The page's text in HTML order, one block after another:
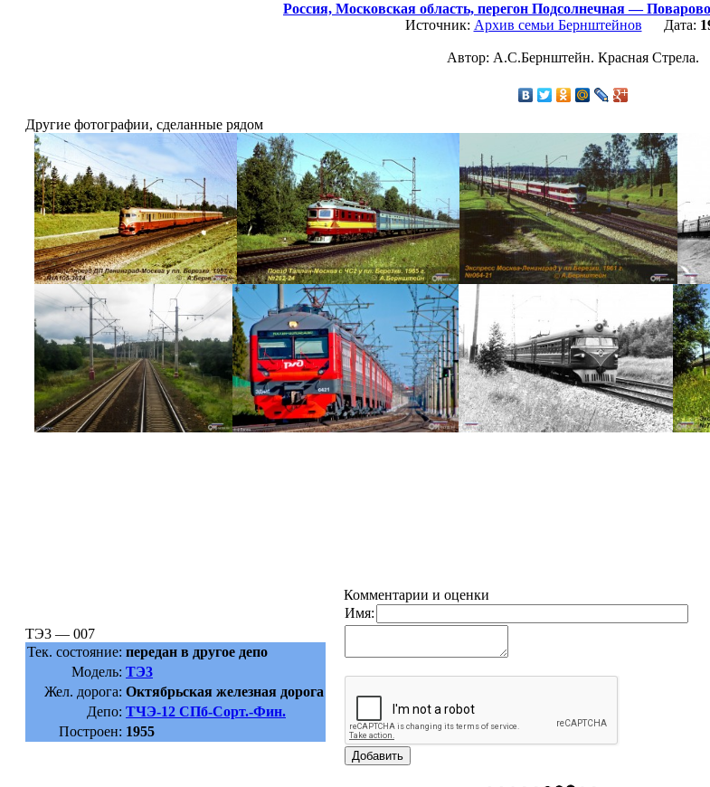
Россия, Московская область, перегон Подсолнечная —
Источник: Архив семьи Бернштейнов Дата:
Автор: А.С.Бернштейн. Красная Стрела.
Другие фотографии, сделанные рядом
ТЭ3 — 007
Тек. состояние: передан в другое депо
Модель: ТЭ3
Жел. дорога: Октябрьская железная дорога
Депо: ТЧЭ-12 СПб-Сорт.-Фин.
Построен: 1955
Комментарии и оценки
Имя: